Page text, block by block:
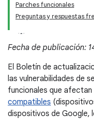
Parches funcionales
Preguntas y respuestas
Fecha de publicación:
El Boletín de
las vulnerabilidades de
funcionales que afectan
compatibles
dispositivos de Google,